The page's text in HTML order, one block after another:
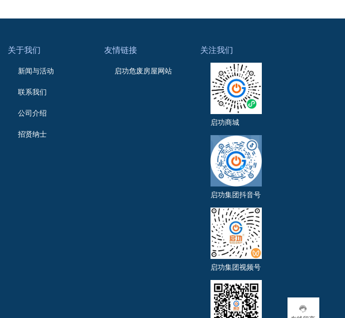
关于我们
新闻与活动
联系我们
公司介绍
招贤纳士
友情链接
启功危废房屋网站
关注我们
启功商城
启功集团抖音号
启功集团视频号